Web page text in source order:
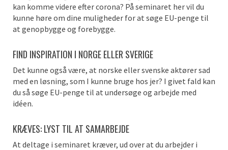
kan komme videre efter corona? På seminaret her vil du
kunne høre om dine muligheder for at søge EU-penge til
at genopbygge og forebygge.
FIND INSPIRATION I NORGE ELLER SVERIGE
Det kunne også være, at norske eller svenske aktører sad
med en løsning, som I kunne bruge hos jer? I givet fald kan
du så søge EU-penge til at undersøge og arbejde med
idéen.
KRÆVES: LYST TIL AT SAMARBEJDE
At deltage i seminaret kræver, ud over at du arbejder i